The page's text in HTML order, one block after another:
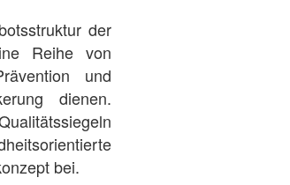
der
Reihe von
und
dienen.
bei.